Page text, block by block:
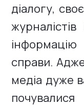
діалогу,
справи.
медіа дуже